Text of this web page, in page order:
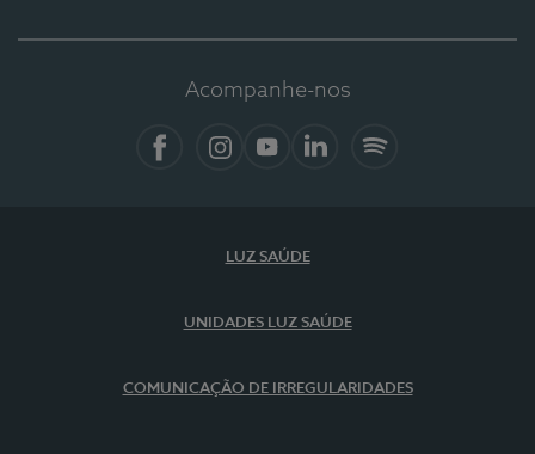
Acompanhe-nos
LUZ SAÚDE
UNIDADES LUZ SAÚDE
COMUNICAÇÃO DE IRREGULARIDADES